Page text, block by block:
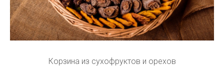
Корзина из сухофруктов и орехов